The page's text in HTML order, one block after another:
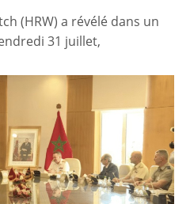
(HRW) a révélé dans un
31 juillet,